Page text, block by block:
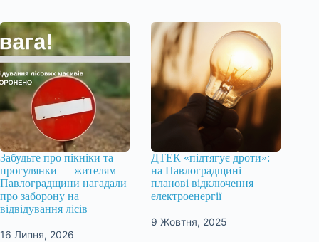
Забудьте про пікніки та
прогулянки — жителям
Павлоградщини нагадали
про заборону на
відвідування лісів
16 Липня, 2026
ДТЕК «підтягує дроти»:
на Павлоградщині —
планові відключення
електроенергії
9 Жовтня, 2025